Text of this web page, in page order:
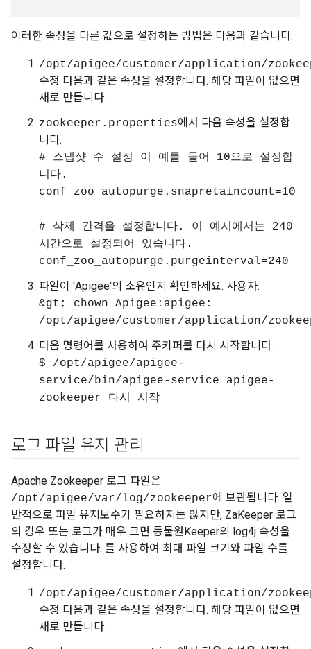
이러한 속성을 다른 값으로 설정하는 방법은 다음과 같습니다.
/opt/apigee/customer/application/
수정 다음과 같은 속성을 설정합니다. 해당 파일이 없으면
새로 만듭니다.
zookeeper.properties에서 다음 속성을 설정합
니다.
# 스냅샷 수 설정 이 예를 들어 10으로 설정합
니다.
conf_zoo_autopurge.snapretaincount=10
# 삭제 간격을 설정합니다. 이 예시에서는 240
시간으로 설정되어 있습니다.
conf_zoo_autopurge.purgeinterval=240
파일이 'Apigee'의 소유인지 확인하세요. 사용자:
&gt; chown Apigee:apigee:
/opt/apigee/customer/application/
다음 명령어를 사용하여 주키퍼를 다시 시작합니다.
$ /opt/apigee/apigee-
service/bin/apigee-service apigee-
zookeeper 다시 시작
로그 파일 유지 관리
Apache Zookeeper 로그 파일은
/opt/apigee/var/log/zookeeper에 보관됩니다. 일
반적으로 파일 유지보수가 필요하지는 않지만, ZaKeeper 로그
의 경우 또는 로그가 매우 크면 동물원Keeper의 log4j 속성을
수정할 수 있습니다. 를 사용하여 최대 파일 크기와 파일 수를
설정합니다.
/opt/apigee/customer/application/
수정 다음과 같은 속성을 설정합니다. 해당 파일이 없으면
새로 만듭니다.